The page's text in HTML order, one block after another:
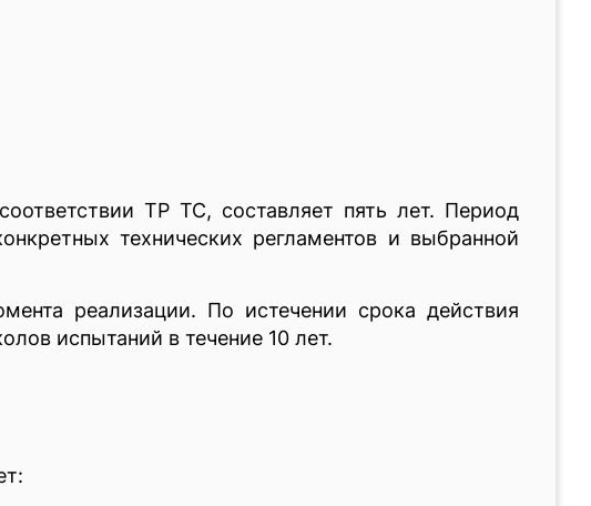
ТР ТС, составляет пять лет. Период
технических регламентов и выбранной
реализации. По истечении срока действия
испытаний в течение 10 лет.